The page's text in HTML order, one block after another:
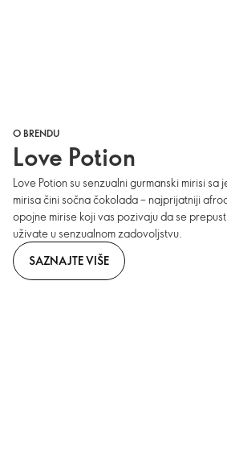
O BRENDU
Love Potion
Love Potion su senzualni gurmanski mirisi sa
mirisa čini sočna čokolada – najprijatniji
opojne mirise koji vas pozivaju da se
uživate u senzualnom zadovoljstvu.
SAZNAJTE VIŠE